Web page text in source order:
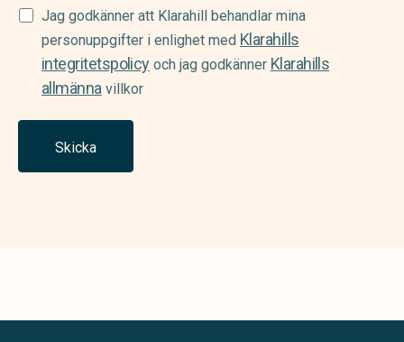
Samtycke
(Required)
Jag godkänner att Klarahill behandlar mina
personuppgifter i enlighet med Klarahills
integritetspolicyoch jag godkänner Klarahills
allmännavillkor
Skicka